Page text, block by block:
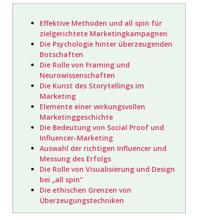
Effektive Methoden und all spin für
zielgerichtete Marketingkampagnen
Die Psychologie hinter überzeugenden
Botschaften
Die Rolle von Framing und
Neurowissenschaften
Die Kunst des Storytellings im
Marketing
Elemente einer wirkungsvollen
Marketinggeschichte
Die Bedeutung von Social Proof und
Influencer-Marketing
Auswahl der richtigen Influencer und
Messung des Erfolgs
Die Rolle von Visualisierung und Design
bei „all spin“
Die ethischen Grenzen von
Überzeugungstechniken